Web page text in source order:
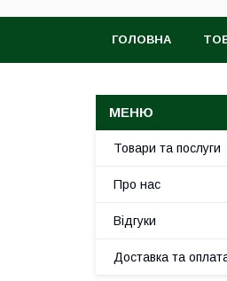
ГОЛОВНА
Товари та послуги
Про нас
Відгуки
Доставка та